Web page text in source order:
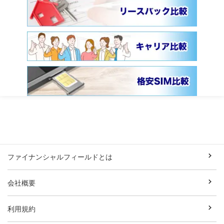
ファイナンシャルフィールドとは
会社概要
利用規約